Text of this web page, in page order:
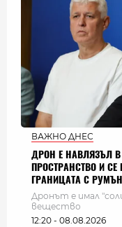
ВАЖНО ДНЕС
ДРОН Е НАВЛЯЗЪЛ
ПРОСТРАНСТВО И СЕ
ГРАНИЦАТА С
Дронът е имал
вещество
12:20 - 08.08.2026